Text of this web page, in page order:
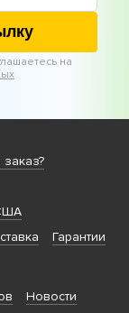
на
заказ?
Гарантии
Новости